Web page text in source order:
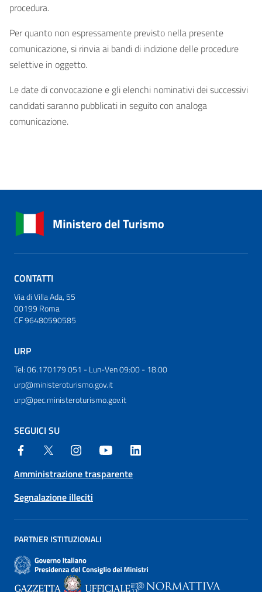
procedura.
Per quanto non espressamente previsto nella presente
comunicazione, si rinvia ai bandi di indizione delle procedure
selettive in oggetto.
Le date di convocazione e gli elenchi nominativi dei successivi
candidati saranno pubblicati in seguito con analoga
comunicazione.
CONTATTI
Via di Villa Ada, 55
00199 Roma
CF 96480590585
URP
Tel: 06.170179 051 - Lun-Ven 09:00 - 18:00
urp@ministeroturismo.gov.it
urp@pec.ministeroturismo.gov.it
SEGUICI SU
Amministrazione trasparente
Segnalazione illeciti
PARTNER ISTITUZIONALI